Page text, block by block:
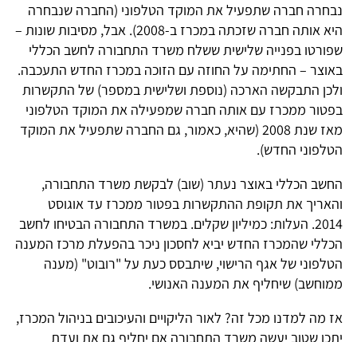
נבחרה חברה שתפעיל את המוקד הטלפוני (החברה שנבחרה
היא אותה חברה שזכתה במכרז ב-2008). אבל, מסיבות שונות –
שפורטו בפנייה שלישית ששלח משרד התחבורה לחשב הכללי
באוצר – החתימה על החוזה עם הזוכה במכרז החדש התעכבה.
ולכן התבקשה הארכה (נוספת ושלישית במספר) של התקשרות
בפטור ממכרז עם אותה חברה שמפעילה את המוקד הטלפוני
מאז שנת 2008 (שהיא, כאמור, גם החברה שתפעיל את המוקד
הטלפוני החדש).
החשב הכללי באוצר נעתר (שוב) לבקשת משרד התחבורה,
והאריך את תקופת ההתקשרות בפטור ממכרז עד אוגוסט
2014. העלות: כמיליון שקלים. במשרד התחבורה הבטיחו לחשב
הכללי שהמכרז החדש יביא לחסכון ניכר בהפעלת מרכז המענה
הטלפוני של אגף הרישוי, שיתבסס כעת על "רובוט" (מענה
ממוחשב) שיחליף את המענה האנושי.
אז מה למדנו מכל זה? לאור הליקויים והעיכובים בניהול המכרז,
יתכן שטוב יעשה משרד התחבורה אם יחליף גם את ועדת